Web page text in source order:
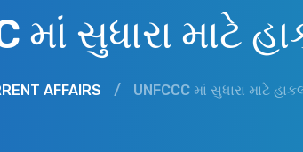
માં સુધારા માટે
AFFAIRS / UNFCCC માં સુધારા માટે